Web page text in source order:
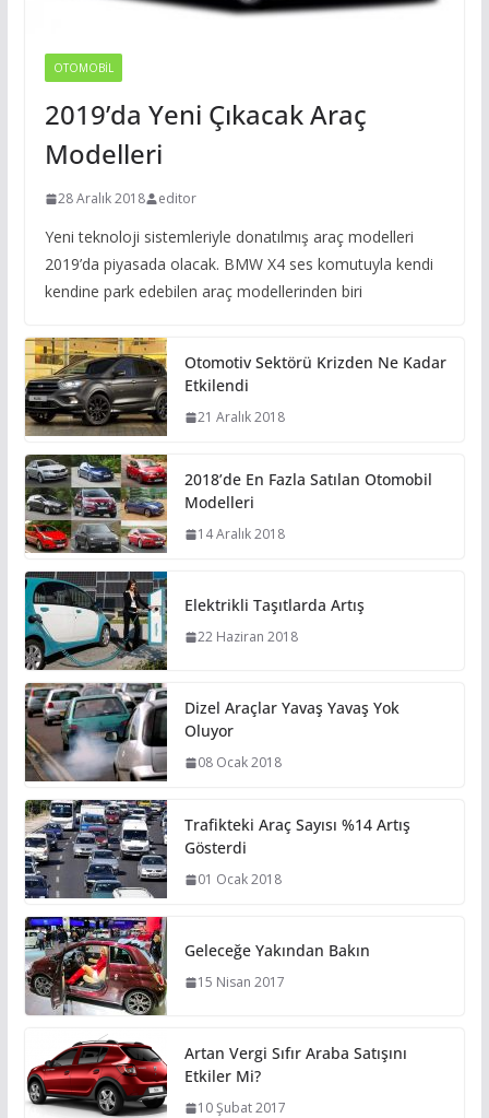
OTOMOBIL
2019’da Yeni Çıkacak Araç
Modelleri
28 Aralık 2018 editor
Yeni teknoloji sistemleriyle donatılmış araç modelleri
2019’da piyasada olacak. BMW X4 ses komutuyla kendi
kendine park edebilen araç modellerinden biri
Otomotiv Sektörü Krizden Ne Kadar
Etkilendi
21 Aralık 2018
2018’de En Fazla Satılan Otomobil
Modelleri
14 Aralık 2018
Elektrikli Taşıtlarda Artış
22 Haziran 2018
Dizel Araçlar Yavaş Yavaş Yok
Oluyor
08 Ocak 2018
Trafikteki Araç Sayısı %14 Artış
Gösterdi
01 Ocak 2018
Geleceğe Yakından Bakın
15 Nisan 2017
Artan Vergi Sıfır Araba Satışını
Etkiler Mi?
10 Şubat 2017